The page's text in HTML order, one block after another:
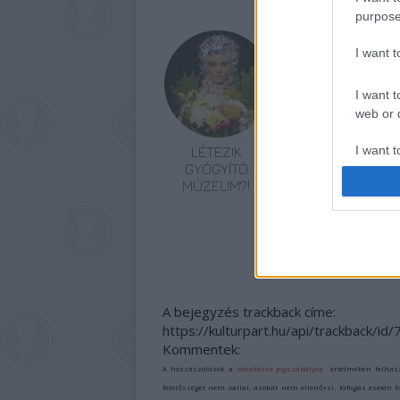
I want
I want
web or
I want
or app.
I want
LÉTEZIK
GYÓGYÍTÓ
MÚZEUM?!
VARÁZSLATOS
KALAND SZÍNEZI
A bejegyzés trackback címe:
https://kulturpart.hu/api/trackback/id/
Kommentek:
A hozzászólások avonatkozó jogszabályok értelmében
felelősséget nem vállal, azokat nem ellenőrzi. Kifogás esetén